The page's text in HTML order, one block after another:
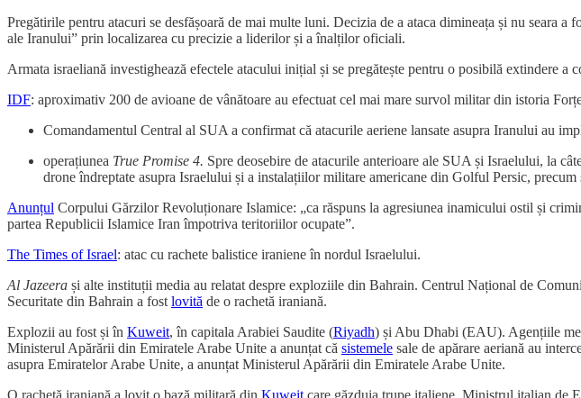
Pregătirile pentru atacuri se desfășoară de mai multe luni. Decizia de a ataca dimineața și nu seara
ale Iranului” prin localizarea cu precizie a liderilor și a înalților oficiali.
Armata israeliană investighează efectele atacului inițial și se pregătește pentru o posibilă extindere a
IDF: aproximativ 200 de avioane de vânătoare au efectuat cel mai mare survol militar din istoria
Comandamentul Central al SUA a confirmat că atacurile aeriene lansate asupra Iranului au
operațiunea True Promise 4. Spre deosebire de atacurile anterioare ale SUA și Israelului, la
drone îndreptate asupra Israelului și a instalațiilor militare americane din Golful Persic,
Anunțul Corpului Gărzilor Revoluționare Islamice: „ca răspuns la agresiunea inamicului ostil și
partea Republicii Islamice Iran împotriva teritoriilor ocupate”.
The Times of Israel: atac cu rachete balistice iraniene în nordul Israelului.
Al Jazeera și alte instituții media au relatat despre exploziile din Bahrain. Centrul Național de
Securitate din Bahrain a fost lovită de o rachetă iraniană.
Explozii au fost și în Kuweit, în capitala Arabiei Saudite (Riyadh) și Abu Dhabi (EAU). Agențiile
Ministerul Apărării din Emiratele Arabe Unite a anunțat că sistemele sale de apărare aeriană au
asupra Emiratelor Arabe Unite, a anunțat Ministerul Apărării din Emiratele Arabe Unite.
O rachetă iraniană a lovit o bază militară din Kuweit care găzduia trupe italiene. Ministrul italian de